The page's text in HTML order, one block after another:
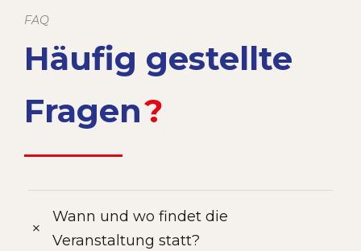
FAQ
Häufig gestellte
Fragen?
Wann und wo findet die
Veranstaltung statt?